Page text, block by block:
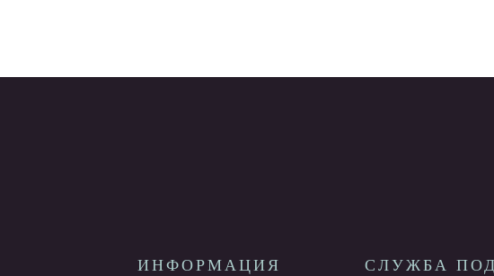
ИНФОРМАЦИЯ СЛУЖБА